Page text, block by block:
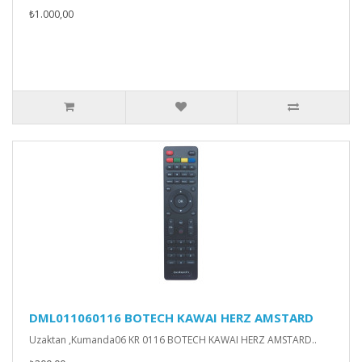
₺1.000,00
DML011060116 BOTECH KAWAI HERZ AMSTARD
Uzaktan ,Kumanda06 KR 0116 BOTECH KAWAI HERZ AMSTARD..